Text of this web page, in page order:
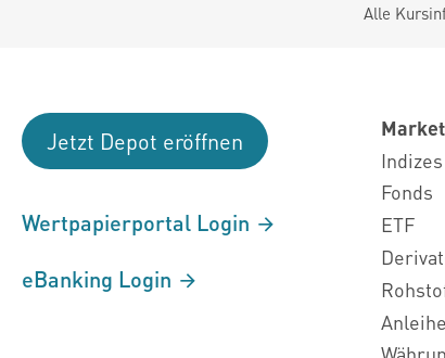
Alle
Jetzt Depot eröffnen
Wertpapierportal Login
eBanking Login
Fonds
ETF